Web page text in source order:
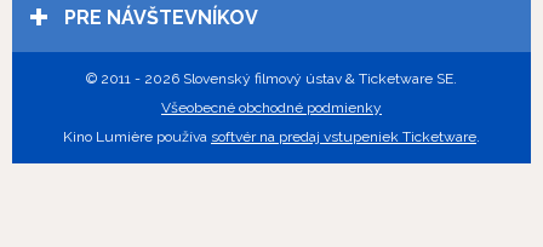
PRE NÁVŠTEVNÍKOV
© 2011 - 2026 Slovenský filmový ústav & Ticketware SE.
Všeobecné obchodné podmienky
Kino Lumière používa softvér na predaj vstupeniek Ticketware.